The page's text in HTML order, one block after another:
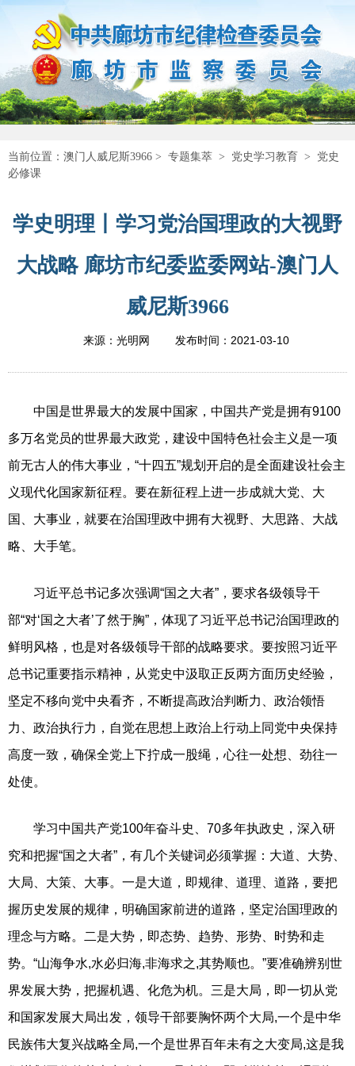
当前位置： 澳门人威尼斯3966 > 专题集萃 > 党史学习教育 > 党史
必修课
学史明理丨学习党治国理政的大视野
大战略 廊坊市纪委监委网站-澳门人
威尼斯3966
来源：光明网 发布时间： 2021-03-10
中国是世界最大的发展中国家，中国共产党是拥有9100
多万名党员的世界最大政党，建设中国特色社会主义是一项
前无古人的伟大事业，“十四五”规划开启的是全面建设社会主
义现代化国家新征程。要在新征程上进一步成就大党、大
国、大事业，就要在治国理政中拥有大视野、大思路、大战
略、大手笔。
习近平总书记多次强调“国之大者”，要求各级领导干
部“对‘国之大者’了然于胸”，体现了习近平总书记治国理政的
鲜明风格，也是对各级领导干部的战略要求。要按照习近平
总书记重要指示精神，从党史中汲取正反两方面历史经验，
坚定不移向党中央看齐，不断提高政治判断力、政治领悟
力、政治执行力，自觉在思想上政治上行动上同党中央保持
高度一致，确保全党上下拧成一股绳，心往一处想、劲往一
处使。
学习中国共产党100年奋斗史、70多年执政史，深入研
究和把握“国之大者”，有几个关键词必须掌握：大道、大势、
大局、大策、大事。一是大道，即规律、道理、道路，要把
握历史发展的规律，明确国家前进的道路，坚定治国理政的
理念与方略。二是大势，即态势、趋势、形势、时势和走
势。“山海争水,水必归海,非海求之,其势顺也。”要准确辨别世
界发展大势，把握机遇、化危为机。三是大局，即一切从党
和国家发展大局出发，领导干部要胸怀两个大局,一个是中华
民族伟大复兴战略全局,一个是世界百年未有之大变局,这是我